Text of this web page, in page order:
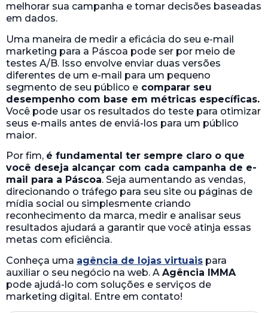
melhorar sua campanha e tomar decisões baseadas
em dados.
Uma maneira de medir a eficácia do seu e-mail
marketing para a Páscoa pode ser por meio de
testes A/B. Isso envolve enviar duas versões
diferentes de um e-mail para um pequeno
segmento de seu público e comparar seu
desempenho com base em métricas específicas.
Você pode usar os resultados do teste para otimizar
seus e-mails antes de enviá-los para um público
maior.
Por fim, é fundamental ter sempre claro o que
você deseja alcançar com cada campanha de e-
mail para a Páscoa. Seja aumentando as vendas,
direcionando o tráfego para seu site ou páginas de
mídia social ou simplesmente criando
reconhecimento da marca, medir e analisar seus
resultados ajudará a garantir que você atinja essas
metas com eficiência.
Conheça uma agência de lojas virtuais para
auxiliar o seu negócio na web. A Agência IMMA
pode ajudá-lo com soluções e serviços de
marketing digital. Entre em contato!